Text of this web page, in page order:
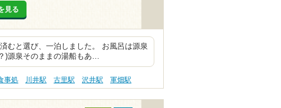
見る
むと選び、一泊しました。 お風呂は源泉
)源泉そのままの湯船もあ…
事処 川井駅 古里駅 沢井駅 軍畑駅